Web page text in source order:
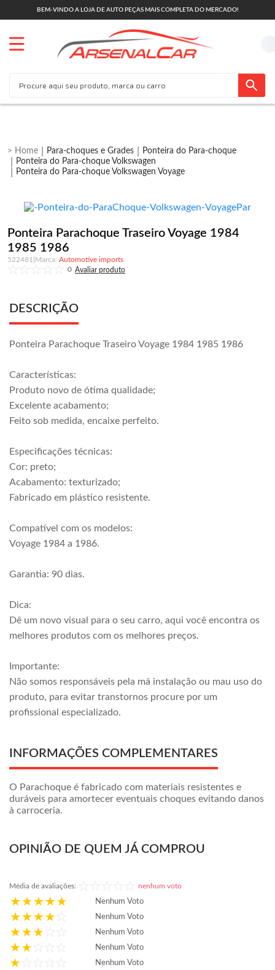
BEM-VINDO A LOJA DE AUTO PEÇAS MAIS COMPLETA DO MERCADO!
Para-choques e Grades
Ponteira do Para-choque
Ponteira do Para-choque Volkswagen
Ponteira do Para-choque Volkswagen Voyage
Ponteira Parachoque Traseiro Voyage 1984
1985 1986
522481
Automotive imports
0
DESCRIÇÃO
Ponteira Parachoque Traseiro Voyage 1984 1985 1986
Características:
Produto novo de ótima qualidade;
Excelente acabamento;
Feito sob medida, encaixe perfeito.
Especificações técnicas:
Cor: preto;
Acabamento: texturizado;
Fabricado em plástico resistente.
Compatível com os modelos:
Voyage 1984 a 1986.
Garantia: 90 dias.
Dica:
Dê um novo visual para o seu carro, aqui você encontra os
melhores produtos com os melhores preços.
Importante:
Não somos responsáveis pela má instalação ou mau uso do
produto, para evitar transtornos procure por um
profissional especializado.
INFORMAÇÕES COMPLEMENTARES
O Parachoque é fabricado com materiais resistentes e
duráveis para amortecer eventuais choques evitando danos
à carroceria.
OPINIÃO DE QUEM JÁ COMPROU
Média de avaliações: nenhum voto
Nenhum Voto
Nenhum Voto
Nenhum Voto
Nenhum Voto
Nenhum Voto